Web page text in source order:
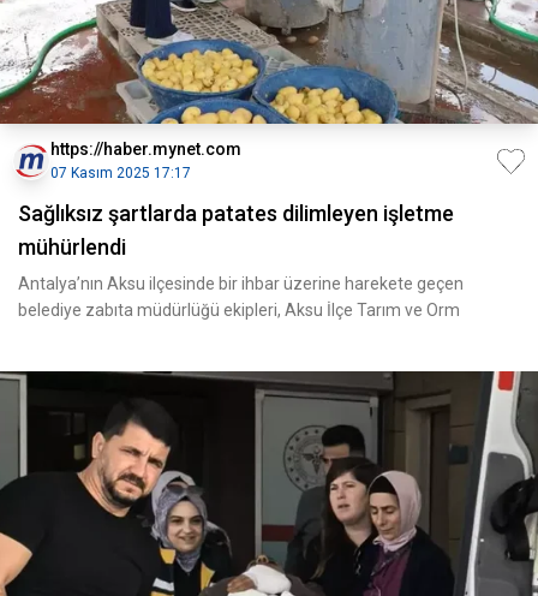
https://haber.mynet.com
07 Kasım 2025 17:17
Sağlıksız şartlarda patates dilimleyen işletme
mühürlendi
Antalya’nın Aksu ilçesinde bir ihbar üzerine harekete geçen
belediye zabıta müdürlüğü ekipleri, Aksu İlçe Tarım ve Orm